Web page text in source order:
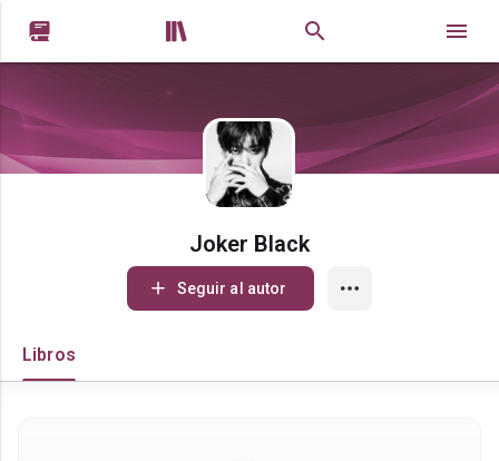
 
Joker Black
Seguir al autor
Libros